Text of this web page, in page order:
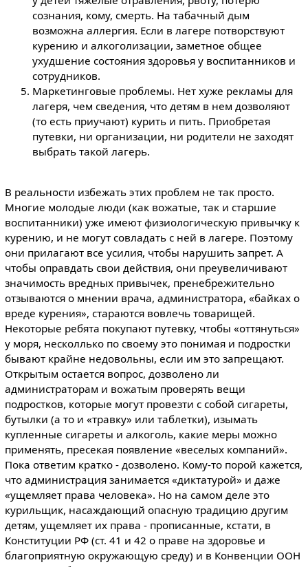
сознания, кому, смерть. На табачный дым
возможна аллергия. Если в лагере потворствуют
курению и алкоголизации, заметное общее
ухудшение состояния здоровья у воспитанников и
сотрудников.
Маркетинговые проблемы. Нет хуже рекламы для
лагеря, чем сведения, что детям в нем дозволяют
(то есть приучают) курить и пить. Приобретая
путевки, ни организации, ни родители не заходят
выбрать такой лагерь.
В реальности избежать этих проблем не так просто.
Многие молодые люди (как вожатые, так и старшие
воспитанники) уже имеют физиологическую привычку к
курению, и не могут совладать с ней в лагере. Поэтому
они прилагают все усилия, чтобы нарушить запрет. А
чтобы оправдать свои действия, они преувеличивают
значимость вредных привычек, пренебрежительно
отзываются о мнении врача, администратора, «байках о
вреде курения», стараются вовлечь товарищей.
Некоторые ребята покупают путевку, чтобы «оттянуться»
у моря, несколлько по своему это понимая и подростки
бывают крайне недовольны, если им это запрещают.
Открытым остается вопрос, дозволено ли
администраторам и вожатым проверять вещи
подростков, которые могут провезти с собой сигареты,
бутылки (а то и «травку» или таблетки), изымать
купленные сигареты и алкоголь, какие меры можно
применять, пресекая появление «веселых компаний».
Пока ответим кратко - дозволено. Кому-то порой кажется,
что администрация занимается «диктатурой» и даже
«ущемляет права человека». Но на самом деле это
курильщик, насаждающий опасную традицию другим
детям, ущемляет их права - прописанные, кстати, в
Конституции РФ (ст. 41 и 42 о праве на здоровье и
благоприятную окружающую среду) и в Конвенции ООН